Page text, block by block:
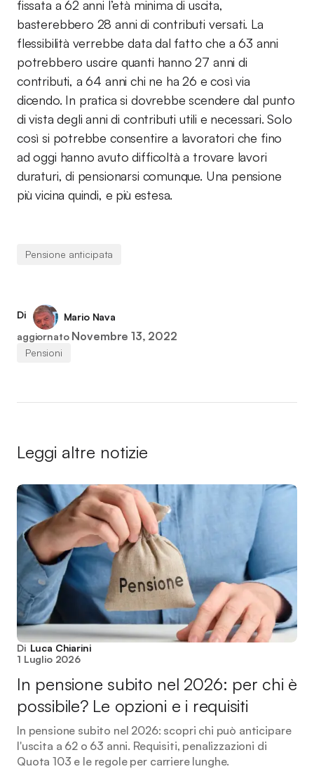
fissata a 62 anni l’età minima di uscita,
basterebbero 28 anni di contributi versati. La
flessibilità verrebbe data dal fatto che a 63 anni
potrebbero uscire quanti hanno 27 anni di
contributi, a 64 anni chi ne ha 26 e così via
dicendo. In pratica si dovrebbe scendere dal punto
di vista degli anni di contributi utili e necessari. Solo
così si potrebbe consentire a lavoratori che fino
ad oggi hanno avuto difficoltà a trovare lavori
duraturi, di pensionarsi comunque. Una pensione
più vicina quindi, e più estesa.
Pensione anticipata
Di
Mario Nava
aggiornato Novembre 13, 2022
Pensioni
Leggi altre notizie
Di Luca Chiarini
1 Luglio 2026
In pensione subito nel 2026: per chi è
possibile? Le opzioni e i requisiti
In pensione subito nel 2026: scopri chi può anticipare
l'uscita a 62 o 63 anni. Requisiti, penalizzazioni di
Quota 103 e le regole per carriere lunghe.